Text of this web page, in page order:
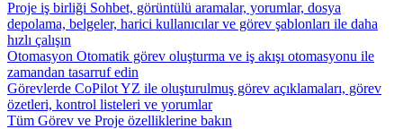
Proje iş birliği Sohbet, görüntülü aramalar, yorumlar, dosya
depolama, belgeler, harici kullanıcılar ve görev şablonları ile daha
hızlı çalışın
Otomasyon Otomatik görev oluşturma ve iş akışı otomasyonu ile
zamandan tasarruf edin
Görevlerde CoPilotYZ ile oluşturulmuş görev açıklamaları, görev
özetleri, kontrol listeleri ve yorumlar
Tüm Görev ve Proje özelliklerine bakın